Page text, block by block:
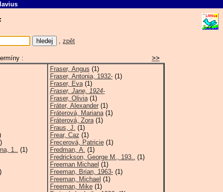
, zpět
:
>>
1.. (1)
Fraser, Angus (1)
Fraser, Antonia, 1932-(1)
Fraser, Eva(1)
Fraser, Jane, 1924-
Fraser, Olivia(1)
Fráter, Alexander(1)
Fráterová, Mariana(1)
Fráterová, Zora(1)
Fraus, J. (1)
Frear, Caz (1)
Frecerová, Patricie(1)
Fredman, A. (1)
Fredrickson, George M., 193.. (1)
Freeman Michael (1)
Freeman, Brian, 1963-(1)
Freeman, Michael (1)
Freeman, Mike(1)